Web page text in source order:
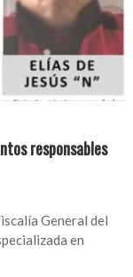
responsables
General del
en